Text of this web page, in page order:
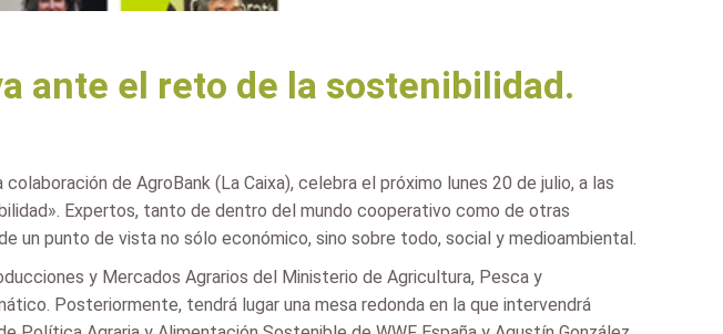
ante el reto de la sostenibilidad.
de AgroBank (La Caixa), celebra el próximo lunes 20 de julio, a las
Expertos, tanto de dentro del mundo cooperativo como de otras
un punto de vista no sólo económico, sino sobre todo, social y medioambiental.
y Mercados Agrarios del Ministerio de Agricultura, Pesca y
Posteriormente, tendrá lugar una mesa redonda en la que intervendrá